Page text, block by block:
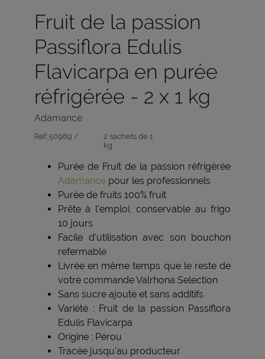
Fruit de la passion
Passiflora Edulis
Flavicarpa en purée
réfrigérée - 2 x 1 kg
Adamance
Réf: 50989 /
2 sachets de 1
kg
Purée de Fruit de la passion réfrigérée
Adamance pour les professionnels
Purée de fruits 100% fruit
Prête à l'emploi, conservable au frigo
10 jours
Facile d'utilisation avec son bouchon
refermable
Livrée en même temps que le reste de
votre commande Valrhona Selection
Sans sucre ajouté et sans additifs
Variété : Fruit de la passion Passiflora
Edulis Flavicarpa
Origine : Pérou
Tracée jusqu'au producteur